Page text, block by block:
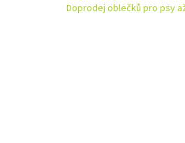
a
Doprodej oblečků pro psy